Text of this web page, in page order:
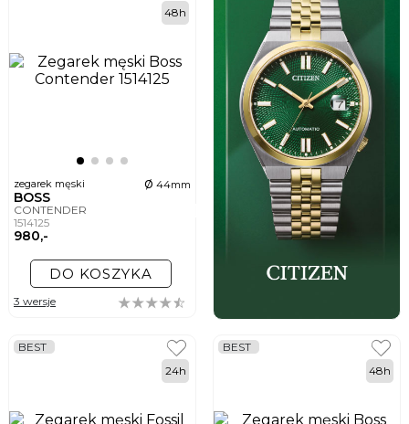
zegarek męski ø 44mm
BOSS
CONTENDER
1514125
980,-
48h
DO KOSZYKA
3 wersje
BEST
24h
BEST
48h